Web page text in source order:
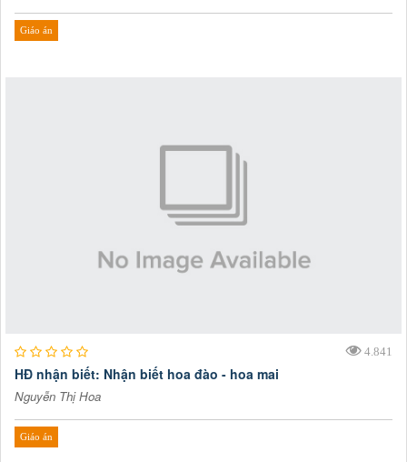
Giáo án
4.841
HĐ nhận biết: Nhận biết hoa đào - hoa mai
Nguyễn Thị Hoa
Giáo án